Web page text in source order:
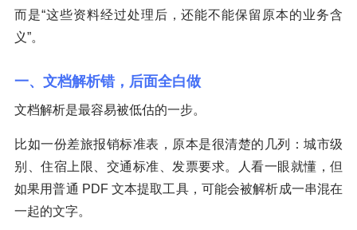
而是“这些资料经过处理后，还能不能保留原本的业务含
义”。
一、文档解析错，后面全白做
文档解析是最容易被低估的一步。
比如一份差旅报销标准表，原本是很清楚的几列：城市级
别、住宿上限、交通标准、发票要求。人看一眼就懂，但
如果用普通 PDF 文本提取工具，可能会被解析成一串混在
一起的文字。